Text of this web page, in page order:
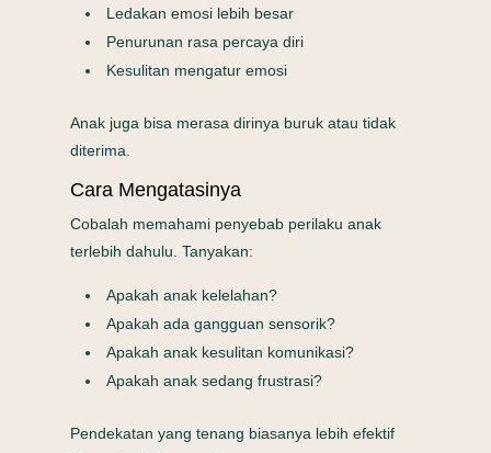
Ledakan emosi lebih besar
Penurunan rasa percaya diri
Kesulitan mengatur emosi
Anak juga bisa merasa dirinya buruk atau tidak
diterima.
Cara Mengatasinya
Cobalah memahami penyebab perilaku anak
terlebih dahulu. Tanyakan:
Apakah anak kelelahan?
Apakah ada gangguan sensorik?
Apakah anak kesulitan komunikasi?
Apakah anak sedang frustrasi?
Pendekatan yang tenang biasanya lebih efektif